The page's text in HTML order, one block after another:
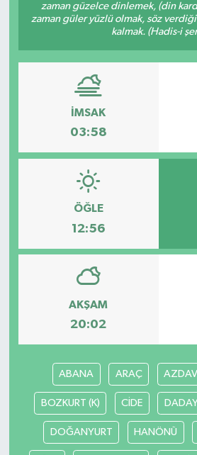
zaman güzelce dinlemek, (din
zaman güler yüzlü olmak, söz verdiği
kalmak. (Hadis-i
İMSAK
03:58
ÖĞLE
12:56
AKŞAM
20:02
ABANA ARAÇ
BOZKURT (K) CİDE
DOĞANYURT HANÖNÜ